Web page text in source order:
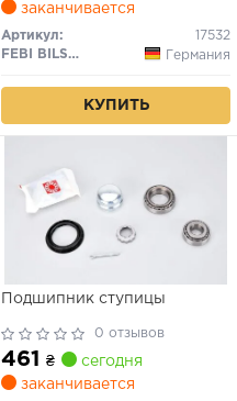
заканчивается
Артикул:
17532
FEBI BILSTEIN
Германия
КУПИТЬ
Подшипник ступицы
0 отзывов
461 ₴
сегодня
заканчивается